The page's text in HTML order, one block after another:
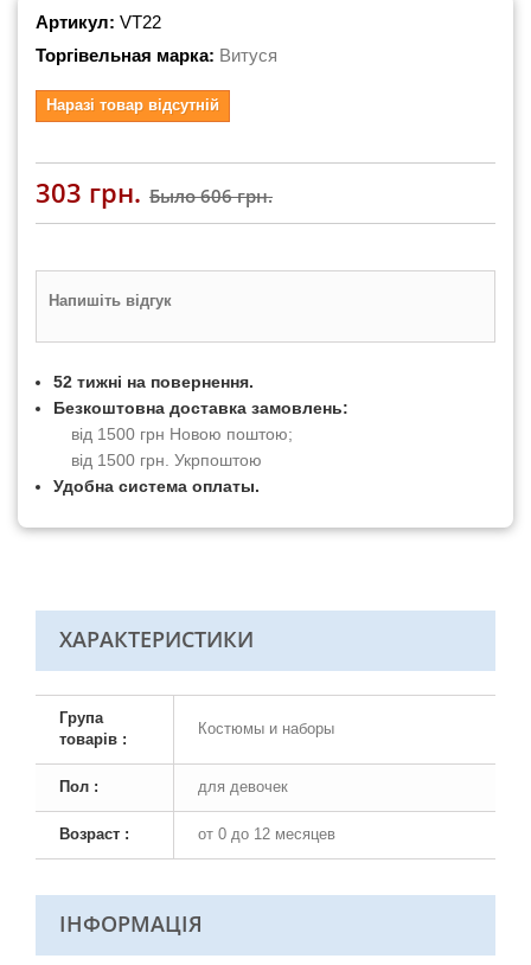
Артикул: VT22
Торгівельная марка: Витуся
Наразі товар відсутній
303 грн. Было606 грн.
Напишіть відгук
52 тижні на повернення.
Безкоштовна доставка замовлень:
від 1500 грн Новою поштою;
від 1500 грн. Укрпоштою
Удобна система оплаты.
ХАРАКТЕРИСТИКИ
Група
товарів :
Костюмы и наборы
Пол : для девочек
Возраст : от 0 до 12 месяцев
ІНФОРМАЦІЯ